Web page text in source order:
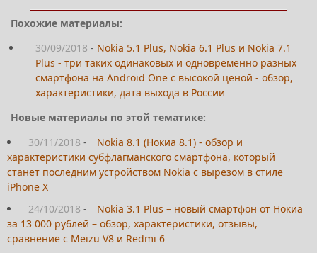
Похожие материалы:
30/09/2018 - Nokia 5.1 Plus, Nokia 6.1 Plus и Nokia 7.1
Plus - три таких одинаковых и одновременно разных
смартфона на Android One с высокой ценой - обзор,
характеристики, дата выхода в России
Новые материалы по этой тематике:
30/11/2018 -
Nokia 8.1 (Нокиа 8.1) - обзор и
характеристики субфлагманского смартфона, который
станет последним устройством Nokia с вырезом в стиле
iPhone X
24/10/2018 -
Nokia 3.1 Plus – новый смартфон от Нокиа
за 13 000 рублей – обзор, характеристики, отзывы,
сравнение с Meizu V8 и Redmi 6